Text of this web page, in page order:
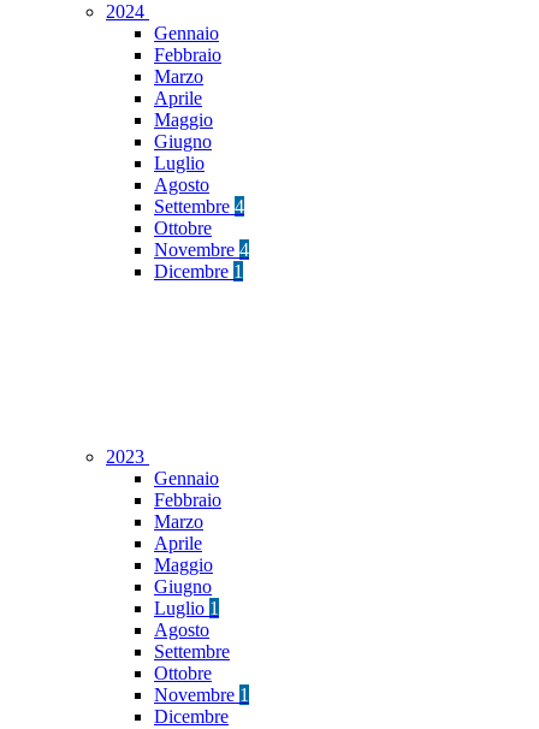
2024
Gennaio
Febbraio
Marzo
Aprile
Maggio
Giugno
Luglio
Agosto
Settembre 4
Ottobre
Novembre 4
Dicembre 1
2023
Gennaio
Febbraio
Marzo
Aprile
Maggio
Giugno
Luglio 1
Agosto
Settembre
Ottobre
Novembre 1
Dicembre